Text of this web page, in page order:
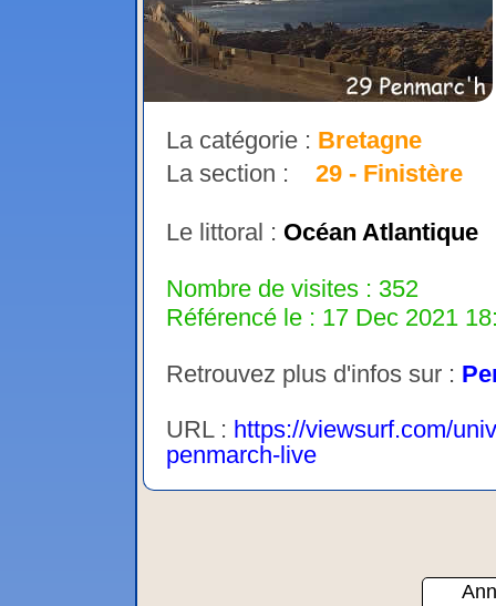
La catégorie : Bretagne
La section : 29 - Finistère
Le littoral : Océan Atlantique
Nombre de visites : 352
Référencé le : 17 Dec 2021
Retrouvez plus d'infos sur :
URL : https://viewsurf.com/
penmarch-live